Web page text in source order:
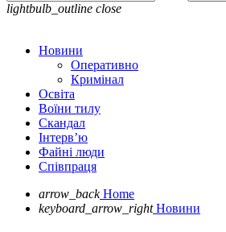
lightbulb_outline close
Новини
Оперативно
Кримінал
Освіта
Воїни тилу
Скандал
Інтерв’ю
Файні люди
Співпраця
arrow_back Home
keyboard_arrow_right Новини